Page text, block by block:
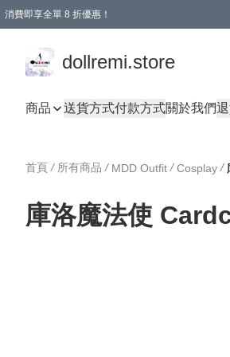
消費即享全單 8 折優惠！
dollremi.store
商品 送貨方式付款方式關於我們
首頁 / 所有商品 / MDD Outfit / Cosplay /
庫洛魔法使